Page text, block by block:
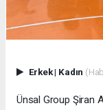
Erkek| Kadın
Ünsal Group Şiran